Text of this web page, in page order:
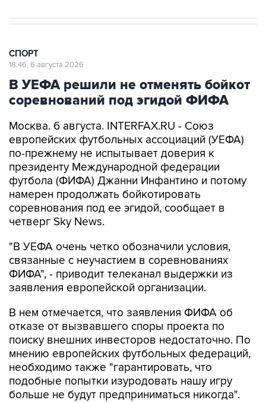
СПОРТ
18:46, 6 августа 2026
В УЕФА решили не отменять бойкот
соревнований под эгидой ФИФА
Москва. 6 августа. INTERFAX.RU - Союз
европейских футбольных ассоциаций (УЕФА)
по-прежнему не испытывает доверия к
президенту Международной федерации
футбола (ФИФА) Джанни Инфантино и потому
намерен продолжать бойкотировать
соревнования под ее эгидой, сообщает в
четверг Sky News.
"В УЕФА очень четко обозначили условия,
связанные с неучастием в соревнованиях
ФИФА", - приводит телеканал выдержки из
заявления европейской организации.
В нем отмечается, что заявления ФИФА об
отказе от вызвавшего споры проекта по
поиску внешних инвесторов недостаточно. По
мнению европейских футбольных федераций,
необходимо также "гарантировать, что
подобные попытки изуродовать нашу игру
больше не будут предприниматься никогда".